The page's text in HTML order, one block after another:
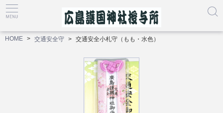
HOME 交通安全守 交通安全小札守（もも・水色）